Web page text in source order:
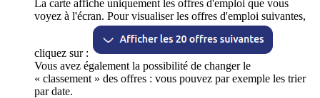
La carte affiche uniquement les offres d'emploi que vous
voyez à l'écran. Pour visualiser les offres d'emploi suivantes,
cliquez sur :
Vous avez également la possibilité de changer le
« classement » des offres : vous pouvez par exemple les trier
par date.